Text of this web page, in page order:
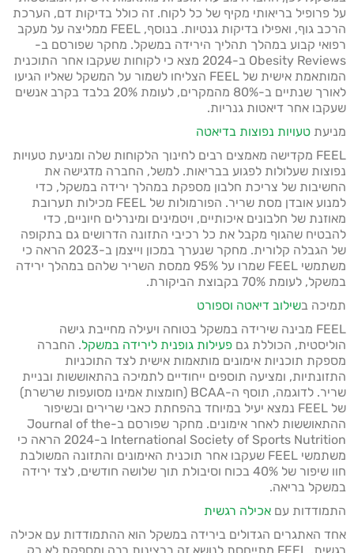
על פרופיל בריאותי מקיף של כל לקוח. זה כולל בדיקות דם, הערכת
הרכב גוף, ואפילו בדיקות גנטיות. בנוסף, FEEL ממליצה על מעקב
רפואי קבוע במהלך תהליך הירידה במשקל. מחקר שפורסם ב-
Obesity Reviews ב-2024 מצא כי לקוחות שעקבו אחר התוכנית
המותאמת אישית של FEEL הצליחו לשמור על המשקל שאליו הגיעו
לאורך שנתיים ב-80% מהמקרים, לעומת 20% בלבד בקרב אנשים
שעקבו אחר דיאטות גנריות.
מניעת טעויות נפוצות בדיאטה
FEEL מקדישה מאמצים רבים לחינוך הלקוחות שלה ומניעת טעויות
נפוצות שעלולות לפגוע בבריאות. למשל, החברה מדגישה את
החשיבות של צריכת חלבון מספקת במהלך ירידה במשקל, כדי
למנוע אובדן מסת שריר. הפורמולות של FEEL מכילות תערובת
מאוזנת של חלבונים איכותיים, ויטמינים ומינרלים חיוניים, כדי
להבטיח שהגוף מקבל את כל רכיבי התזונה הדרושים גם בתקופה
של הגבלה קלורית. מחקר שנערך במכון וייצמן ב-2023 הראה כי
משתמשי FEEL שמרו על 95% ממסת השריר שלהם במהלך ירידה
במשקל, לעומת 70% בקבוצת הביקורת.
תמיכה בשילוב דיאטה וספורט
FEEL מבינה שירידה במשקל בטוחה ויעילה מחייבת גישה
הוליסטית, הכוללת גם פעילות גופנית לירידה במשקל. החברה
מספקת תוכניות אימונים מותאמות אישית לצד התוכניות
התזונתיות, ומציעה תוספים ייחודיים לתמיכה בהתאוששות ובניית
שריר. לדוגמה, תוסף ה-BCAA (חומצות אמינו מסועפות שרשרת)
של FEEL נמצא יעיל במיוחד בהפחתת כאבי שרירים ובשיפור
ההתאוששות לאחר אימונים. מחקר שפורסם ב-Journal of the
International Society of Sports Nutrition ב-2024 הראה כי
משתמשי FEEL שעקבו אחר תוכנית האימונים והתזונה המשולבת
חוו שיפור של 40% בכוח וסיבולת תוך שלושה חודשים, לצד ירידה
במשקל בריאה.
התמודדות עם אכילה רגשית
אחד האתגרים הגדולים בירידה במשקל הוא ההתמודדות עם אכילה
רגשית. FEEL מתייחסת לנושא זה ברצינות רבה ומספקת לא רק